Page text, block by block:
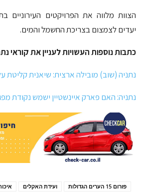
הצוות מלווה את הפרויקטים העירוניים
יעדים לצמצום בצריכת החשמל והמים.
כתבות נוספות העשויות לעניין את קוראי
נתניה (שוב) מובילה ארצית: שיאנית קליטת
נתניה: האם פארק איינשטיין ישמש נקודת
ועידת האקלים
פורום 15 הערים הגדולות